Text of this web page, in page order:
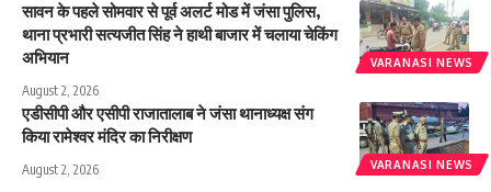
VARANASI NEWS
सावन के पहले सोमवार से पूर्व अलर्ट मोड में जंसा पुलिस,
थाना प्रभारी सत्यजीत सिंह ने हाथी बाजार में चलाया चेकिंग
अभियान
August 2, 2026
VARANASI NEWS
एडीसीपी और एसीपी राजातालाब ने जंसा थानाध्यक्ष संग
किया रामेश्वर मंदिर का निरीक्षण
August 2, 2026